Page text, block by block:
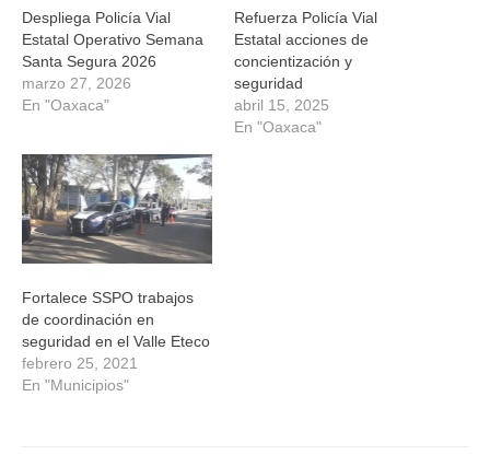
Despliega Policía Vial
Estatal Operativo Semana
Santa Segura 2026
marzo 27, 2026
En "Oaxaca"
Refuerza Policía Vial
Estatal acciones de
concientización y
seguridad
abril 15, 2025
En "Oaxaca"
Fortalece SSPO trabajos
de coordinación en
seguridad en el Valle Eteco
febrero 25, 2021
En "Municipios"